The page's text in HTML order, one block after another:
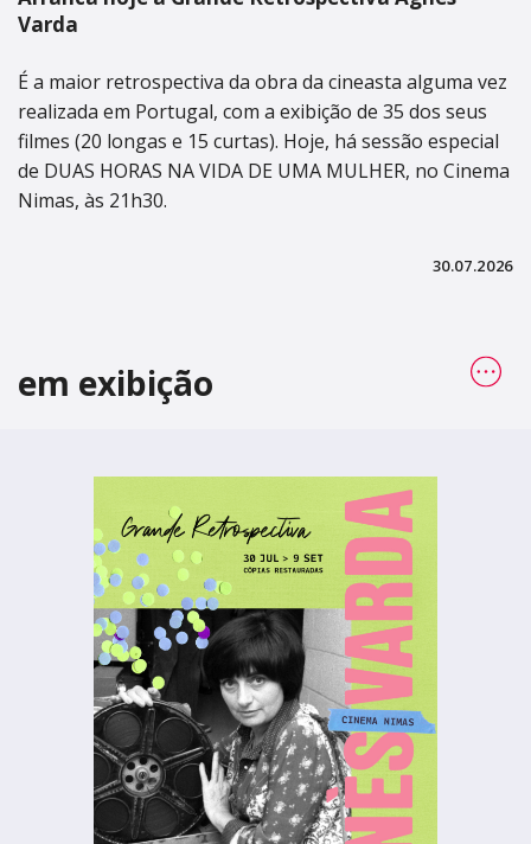
Varda
É a maior retrospectiva da obra da cineasta alguma vez
realizada em Portugal, com a exibição de 35 dos seus
filmes (20 longas e 15 curtas). Hoje, há sessão especial
de DUAS HORAS NA VIDA DE UMA MULHER, no Cinema
Nimas, às 21h30.
30.07.2026
em exibição